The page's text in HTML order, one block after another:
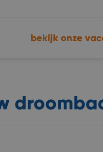
bekijk onze